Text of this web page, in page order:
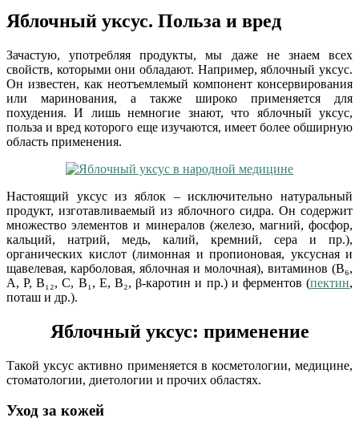
Яблочный уксус. Польза и вред
Зачастую, употребляя продукты, мы даже не знаем всех
свойств, которыми они обладают. Например, яблочный уксус.
Он известен, как неотъемлемый компонент консервирования
или маринования, а также широко применяется для
похудения. И лишь немногие знают, что яблочный уксус,
польза и вред которого еще изучаются, имеет более обширную
область применения.
Настоящий уксус из яблок – исключительно натуральный
продукт, изготавливаемый из яблочного сидра. Он содержит
множество элементов и минералов (железо, магний, фосфор,
кальций, натрий, медь, калий, кремний, сера и пр.),
органических кислот (лимонная и пропионовая, уксусная и
щавелевая, карболовая, яблочная и молочная), витаминов (В₆,
А, Р, В₁₂, С, В₁, Е, В₂, β-каротин и пр.) и ферментов (пектин,
поташ и др.).
Яблочный уксус: применение
Такой уксус активно применяется в косметологии, медицине,
стоматологии, диетологии и прочих областях.
Уход за кожей